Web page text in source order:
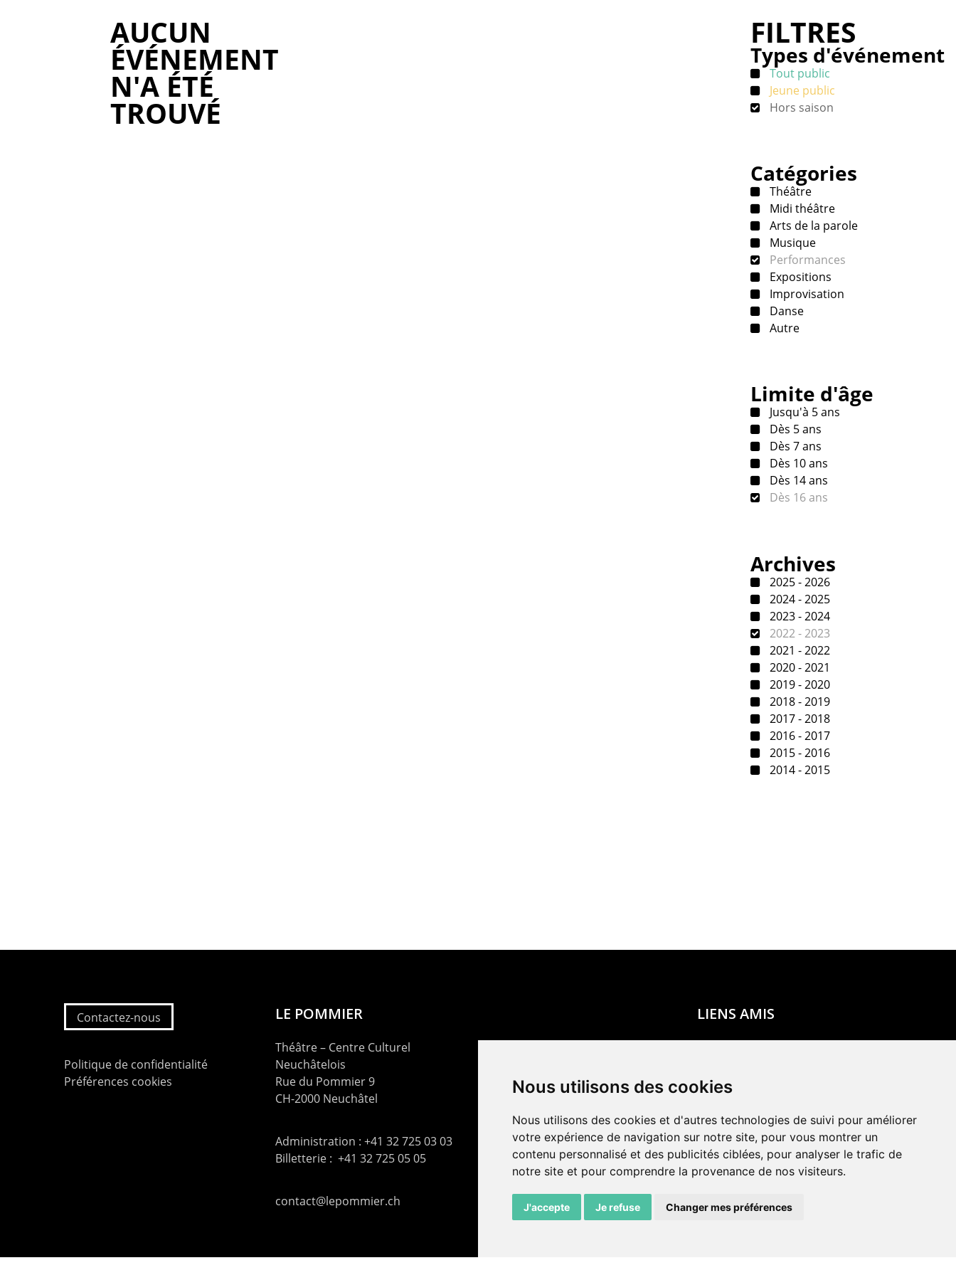
Nous utilisons des cookies
Nous utilisons des cookies et d'autres technologies de suivi pour améliorer
votre expérience de navigation sur notre site, pour vous montrer un
contenu personnalisé et des publicités ciblées, pour analyser le trafic de
notre site et pour comprendre la provenance de nos visiteurs.
J'accepte Je refuse Changer mes préférences
AUCUN
ÉVÉNEMENT
N'A ÉTÉ
TROUVÉ
FILTRES
Types d'événement
Tout public
Jeune public
Hors saison
Catégories
Théâtre
Midi théâtre
Arts de la parole
Musique
Performances
Expositions
Improvisation
Danse
Autre
Limite d'âge
Jusqu'à 5 ans
Dès 5 ans
Dès 7 ans
Dès 10 ans
Dès 14 ans
Dès 16 ans
Archives
2025 - 2026
2024 - 2025
2023 - 2024
2022 - 2023
2021 - 2022
2020 - 2021
2019 - 2020
2018 - 2019
2017 - 2018
2016 - 2017
2015 - 2016
2014 - 2015
Contactez-nous
Politique de confidentialité
Préférences cookies
LE POMMIER
Théâtre – Centre Culturel
Neuchâtelois
Rue du Pommier 9
CH-2000 Neuchâtel
Administration : +41 32 725 03 03
Billetterie : +41 32 725 05 05
contact@lepommier.ch
LIENS AMIS